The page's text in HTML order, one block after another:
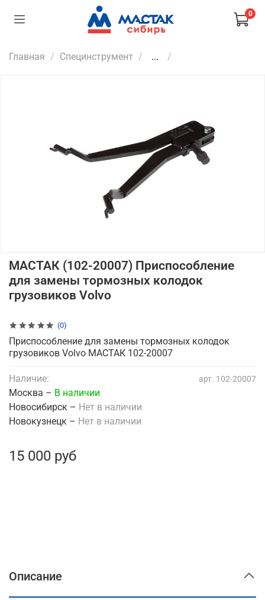
0
Главная Специнструмент ...
(0)
арт. 102-20007
МАСТАК (102-20007) Приспособление
для замены тормозных колодок
грузовиков Volvo
15 000 руб
Наличие:
Москва – В наличии
Новосибирск – Нет в наличии
Новокузнецк – Нет в наличии
Приспособление для замены тормозных колодок
грузовиков Volvo МАСТАК 102-20007
Описание